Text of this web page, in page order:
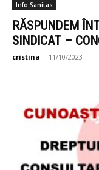
Info Sanitas
RĂSPUNDEM
SINDICAT –
cristina - 11/10/2023